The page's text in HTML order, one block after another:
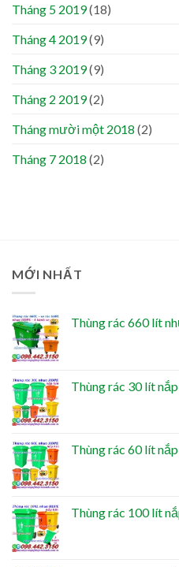
Tháng 5 2019(18)
Tháng 4 2019(9)
Tháng 3 2019(9)
Tháng 2 2019(2)
Tháng mười một 2018 (2)
Tháng 7 2018 (2)
MỚI NHẤT
Thùng rác 660 lít
Thùng rác 30 lít
Thùng rác 60 lít
Thùng rác 100 lít